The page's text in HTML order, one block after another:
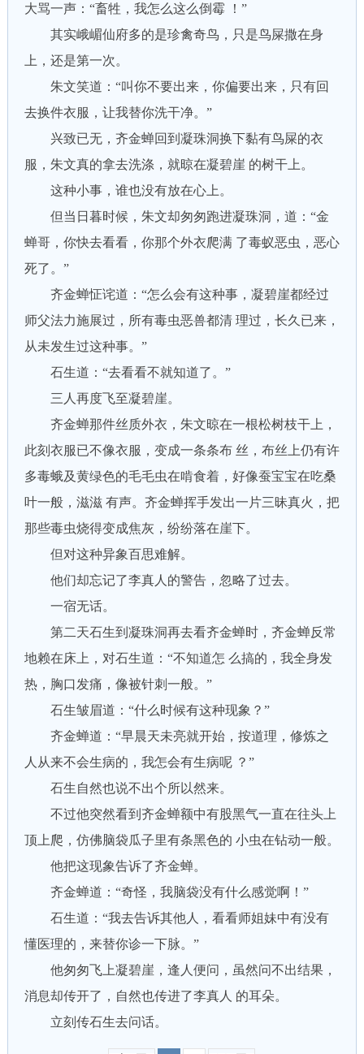
大骂一声：“畜牲，我怎么这么倒霉 ！”
其实峨嵋仙府多的是珍禽奇鸟，只是鸟屎撒在身
上，还是第一次。
朱文笑道：“叫你不要出来，你偏要出来，只有回
去换件衣服，让我替你洗干净。”
兴致已无，齐金蝉回到凝珠洞换下黏有鸟屎的衣
服，朱文真的拿去洗涤，就晾在凝碧崖 的树干上。
这种小事，谁也没有放在心上。
但当日暮时候，朱文却匆匆跑进凝珠洞，道：“金
蝉哥，你快去看看，你那个外衣爬满 了毒蚁恶虫，恶心
死了。”
齐金蝉怔诧道：“怎么会有这种事，凝碧崖都经过
师父法力施展过，所有毒虫恶兽都清 理过，长久已来，
从未发生过这种事。”
石生道：“去看看不就知道了。”
三人再度飞至凝碧崖。
齐金蝉那件丝质外衣，朱文晾在一根松树枝干上，
此刻衣服已不像衣服，变成一条条布 丝，布丝上仍有许
多毒蛾及黄绿色的毛毛虫在啃食着，好像蚕宝宝在吃桑
叶一般，滋滋 有声。齐金蝉挥手发出一片三昧真火，把
那些毒虫烧得变成焦灰，纷纷落在崖下。
但对这种异象百思难解。
他们却忘记了李真人的警告，忽略了过去。
一宿无话。
第二天石生到凝珠洞再去看齐金蝉时，齐金蝉反常
地赖在床上，对石生道：“不知道怎 么搞的，我全身发
热，胸口发痛，像被针刺一般。”
石生皱眉道：“什么时候有这种现象？”
齐金蝉道：“早晨天未亮就开始，按道理，修炼之
人从来不会生病的，我怎会有生病呢 ？”
石生自然也说不出个所以然来。
不过他突然看到齐金蝉额中有股黑气一直在往头上
顶上爬，仿佛脑袋瓜子里有条黑色的 小虫在钻动一般。
他把这现象告诉了齐金蝉。
齐金蝉道：“奇怪，我脑袋没有什么感觉啊！”
石生道：“我去告诉其他人，看看师姐妹中有没有
懂医理的，来替你诊一下脉。”
他匆匆飞上凝碧崖，逢人便问，虽然问不出结果，
消息却传开了，自然也传进了李真人 的耳朵。
立刻传石生去问话。